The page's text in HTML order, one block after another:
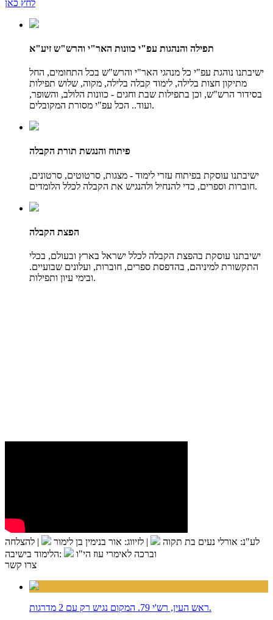
לחץ כאן
תפילה והנהגות עפ"י כוונות האר"י והרש"ש זיע"א
ישיבתנו נוהגת עפ"י כל מנהגי האר"י והרש"ש בכל התחומים, החל
מתיקון חצות בלילה, לימוד קבלה בלילה, מקוה, שלוש תפילות
בסידור הרש"ש, וכן בתפילות שבת וחגים - כוונות הלולב, והשופר,
ועוד.. הכל עפ"י מסורת המקובלים.
פיתוח והנגשת תורת הקבלה
ישיבתנו עוסקת בפיתוח עזרי לימוד - מצגות, סרטוטים, סרטונים,
חוברות וספרים, כדי להנחיל ולהנגיש את הקבלה לכלל הלומדים.
הפצת הקבלה
ישיבתנו עוסקת בהפצת הקבלה לכלל ישראל בארץ ובעולם, בכלי
התקשורת למיניהם, בהדפסת ספרים, חוברות, ועלונים שבועיים.
ובימי עיון ותפילות.
לע"נ: אורלי נעים בת תקוה | לזיווג: אור בנימין בן לימור | להצלחה
וברכה לאימרי עוז הי"ו
:הלימוד בישיבה
צרו קשר
ראש העין, רש'י 79. המקום נגיש רק עם 2 מדרגות.